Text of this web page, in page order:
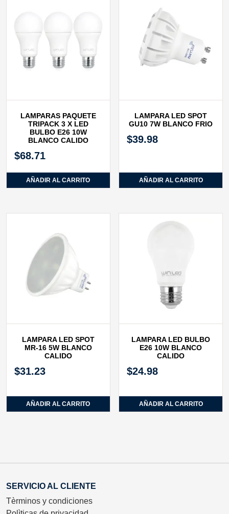
LAMPARAS PAQUETE
TRIPACK 3 X LED
BULBO E26 10W
BLANCO CALIDO
$68.71
AÑADIR AL CARRITO
LAMPARA LED SPOT
GU10 7W BLANCO FRIO
$39.98
AÑADIR AL CARRITO
LAMPARA LED SPOT
MR-16 5W BLANCO
CALIDO
$31.23
AÑADIR AL CARRITO
LAMPARA LED BULBO
E26 10W BLANCO
CALIDO
$24.98
AÑADIR AL CARRITO
SERVICIO AL CLIENTE
Tèrminos y condiciones